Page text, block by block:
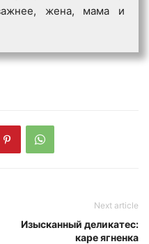
жена, мама и
Next article
Изысканный деликатес:
каре ягненка